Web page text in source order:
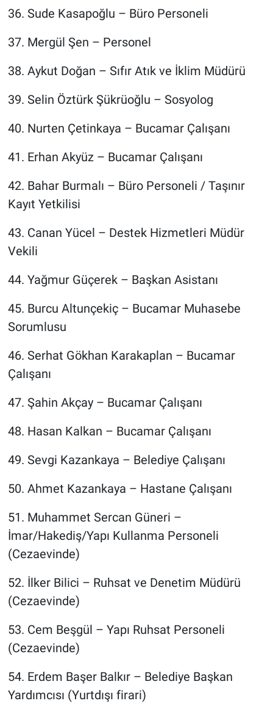
36.⁠ ⁠Sude Kasapoğlu – Büro Personeli
37.⁠ ⁠Mergül Şen – Personel
38.⁠ ⁠Aykut Doğan – Sıfır Atık ve İklim Müdürü
39.⁠ ⁠Selin Öztürk Şükrüoğlu – Sosyolog
40.⁠ ⁠Nurten Çetinkaya – Bucamar Çalışanı
41.⁠ ⁠Erhan Akyüz – Bucamar Çalışanı
42.⁠ ⁠Bahar Burmalı – Büro Personeli / Taşınır
Kayıt Yetkilisi
43.⁠ ⁠Canan Yücel – Destek Hizmetleri Müdür
Vekili
44.⁠ ⁠Yağmur Güçerek – Başkan Asistanı
45.⁠ ⁠Burcu Altunçekiç – Bucamar Muhasebe
Sorumlusu
46.⁠ ⁠Serhat Gökhan Karakaplan – Bucamar
Çalışanı
47.⁠ ⁠Şahin Akçay – Bucamar Çalışanı
48.⁠ ⁠Hasan Kalkan – Bucamar Çalışanı
49.⁠ ⁠Sevgi Kazankaya – Belediye Çalışanı
50.⁠ ⁠Ahmet Kazankaya – Hastane Çalışanı
51.⁠ ⁠Muhammet Sercan Güneri –
İmar/Hakediş/Yapı Kullanma Personeli
(Cezaevinde)
52.⁠ ⁠İlker Bilici – Ruhsat ve Denetim Müdürü
(Cezaevinde)
53.⁠ ⁠Cem Beşgül – Yapı Ruhsat Personeli
(Cezaevinde)
54.⁠ ⁠Erdem Başer Balkır – Belediye Başkan
Yardımcısı (Yurtdışı firari)